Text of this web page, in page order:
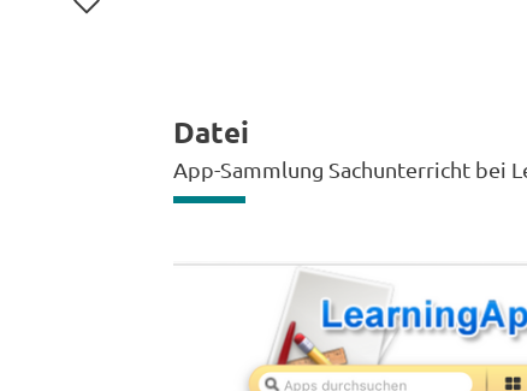
Datei
App-Sammlung Sachunterricht bei